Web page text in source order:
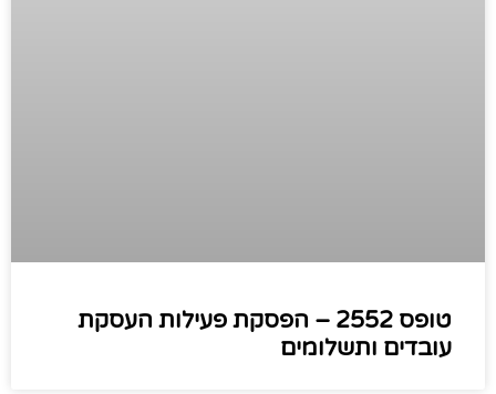
טופס 2552 – הפסקת פעילות העסקת
עובדים ותשלומים